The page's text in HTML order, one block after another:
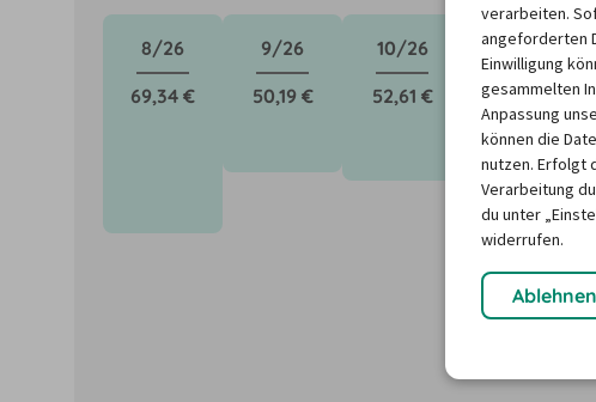
8/26
69,34 €
9/26
50,19 €
10/26
52,61 €
11/26
Keine
Preisdaten
vorhanden
verarbeiten.
angeforderten
Einwilligung
gesammelten
Anpassung
können die
nutzen. Erfolgt
Verarbeitung
du unter
widerrufen.